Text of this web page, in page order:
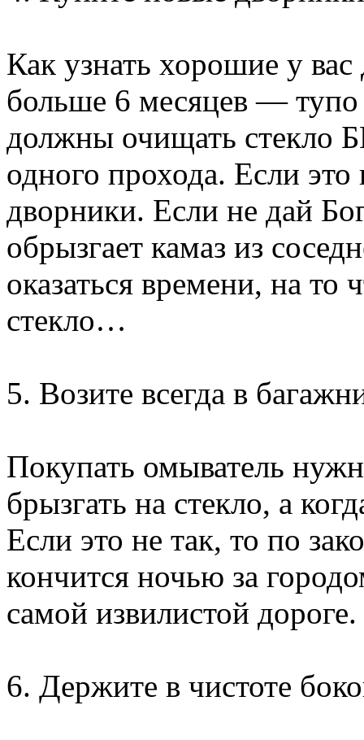
Как узнать хорошие у
больше 6 месяцев —
должны очищать
одного прохода. Если
дворники. Если не дай
обрызгает камаз из
оказаться времени, на то
стекло…
5. Возите всегда в
Покупать омыватель
брызгать на стекло, а
Если это не так, то по
кончится ночью за
самой извилистой дороге.
6. Держите в чистоте